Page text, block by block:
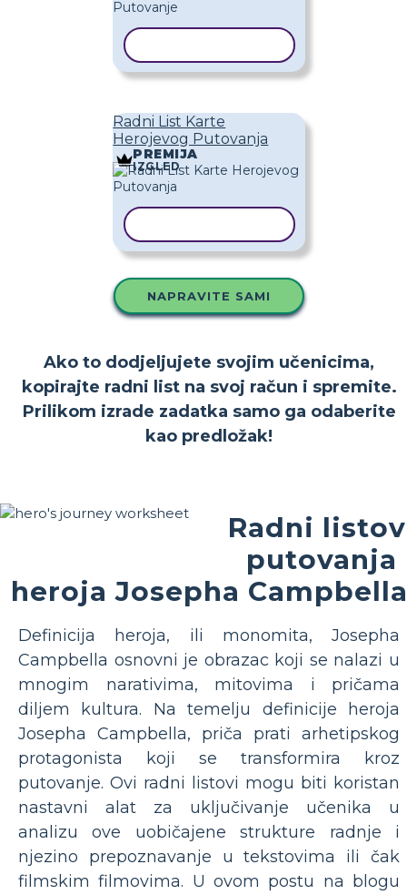
Radni List Karte
Herojevog Putovanja
PREMIJA
IZGLED
NAPRAVITE SAMI
Ako to dodjeljujete svojim učenicima,
kopirajte radni list na svoj račun i spremite.
Prilikom izrade zadatka samo ga odaberite
kao predložak!
Radni
putovanja
heroja Josepha Campbella
Definicija heroja, ili monomita, Josepha
Campbella osnovni je obrazac koji se nalazi u
mnogim narativima, mitovima i pričama
diljem kultura. Na temelju definicije heroja
Josepha Campbella, priča prati arhetipskog
protagonista koji se transformira kroz
putovanje. Ovi radni listovi mogu biti koristan
nastavni alat za uključivanje učenika u
analizu ove uobičajene strukture radnje i
njezino prepoznavanje u tekstovima ili čak
filmskim filmovima. U ovom postu na blogu